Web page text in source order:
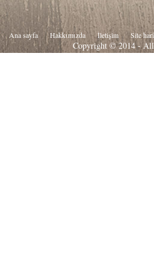
Ana sayfa Hakkιmιzda İletişim Site
Copyright © 2014 - All